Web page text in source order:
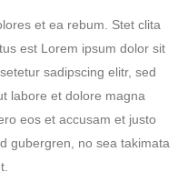
et ea rebum. Stet clita
est Lorem ipsum dolor sit
sadipscing elitr, sed
labore et dolore magna
eos et accusam et justo
gubergren, no sea takimata